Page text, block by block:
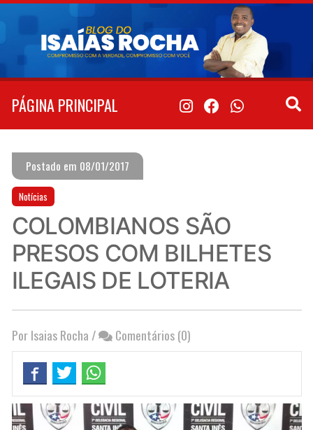
Pular
conteúdo
PÁGINA PRINCIPAL
Postado em 08/01/2017
Notícias
COLOMBIANOS SÃO
PRESOS COM BILHETES
ILEGAIS DE LOTERIA
Por Isaias Rocha / Comentários (0)